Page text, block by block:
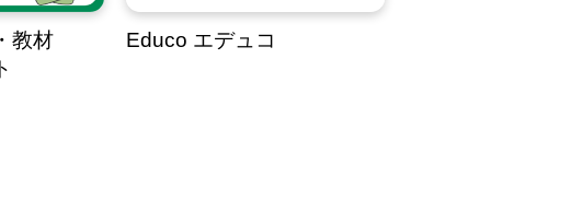
教材
Educo エデュコ